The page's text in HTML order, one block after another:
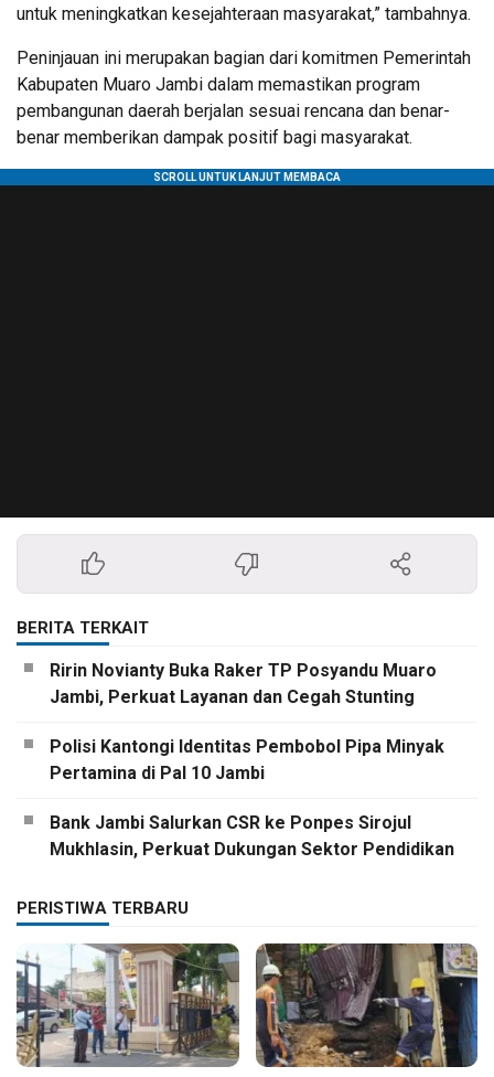
untuk meningkatkan kesejahteraan masyarakat,” tambahnya.
Peninjauan ini merupakan bagian dari komitmen Pemerintah
Kabupaten Muaro Jambi dalam memastikan program
pembangunan daerah berjalan sesuai rencana dan benar-
benar memberikan dampak positif bagi masyarakat.
BERITA TERKAIT
Ririn Novianty Buka Raker TP Posyandu Muaro
Jambi, Perkuat Layanan dan Cegah Stunting
Polisi Kantongi Identitas Pembobol Pipa Minyak
Pertamina di Pal 10 Jambi
Bank Jambi Salurkan CSR ke Ponpes Sirojul
Mukhlasin, Perkuat Dukungan Sektor Pendidikan
PERISTIWA TERBARU